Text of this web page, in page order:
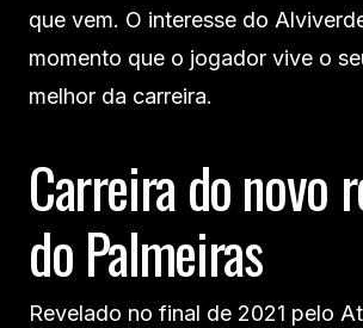
que vem. O interesse do
momento que o jogador vive o
melhor da carreira.
Carreira do novo
do Palmeiras
Revelado no final de 2021 pelo